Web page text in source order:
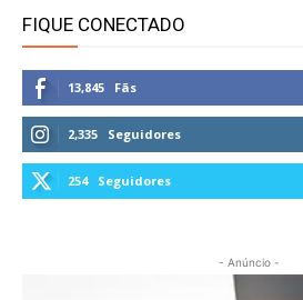
FIQUE CONECTADO
13,845 Fãs
2,335 Seguidores
254 Seguidores
- Anúncio -